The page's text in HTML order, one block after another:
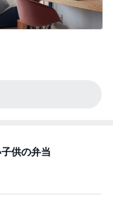
供の弁当